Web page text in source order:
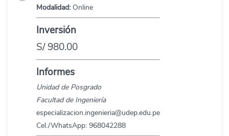
Modalidad: Online
Inversión
S/ 980.00
Informes
Unidad de Posgrado
Facultad de Ingeniería
especializacion.ingenieria@udep.edu.pe
Cel./WhatsApp: 968042288